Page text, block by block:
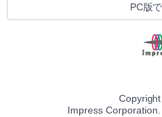
PC版
Impress